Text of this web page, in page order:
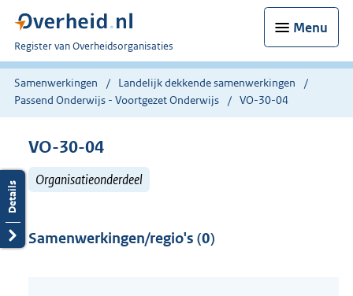
Menu
U
bent
nu
hier:
Register van Overheidsorganisaties
Samenwerkingen
Landelijk dekkende samenwerkingen
Passend Onderwijs - Voortgezet Onderwijs
VO-30-04
VO-30-04
Organisatieonderdeel
Samenwerkingen/regio's (0)